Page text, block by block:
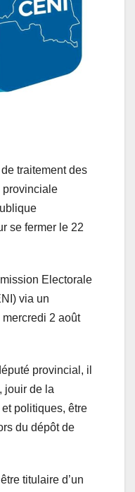
traitement des
provinciale
se fermer le 22
Electorale
via un
2 août
provincial, il
jouir de la
politiques, être
du dépôt de
titulaire d’un